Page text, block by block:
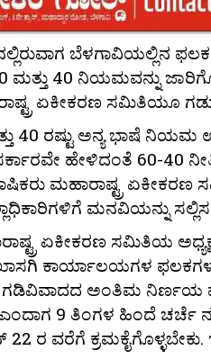
ಬೆಳಗಾವಿಯಲ್ಲಿನ
ಮತ್ತು 40 ನಿಯಮವನ್ನು
ಏಕೀಕರಣ ಸಮಿತಿಯೂ
40 ರಷ್ಟು ಅನ್ಯ ಭಾಷೆ
ಹೇಳಿದಂತೆ 60-40
ಮಹಾರಾಷ್ಟ್ರ ಏಕೀಕರಣ
ಮನವಿಯನ್ನು
ಏಕೀಕರಣ ಸಮಿತಿಯ
ಕಾರ್ಯಾಲಯಗಳ
ಗಡಿವಿವಾದದ ಅಂತಿಮ ನಿರ್ಣಯ
9 ತಿಂಗಳ ಹಿಂದೆ ಚರ್ಚೆ
ರ ವರೆಗೆ